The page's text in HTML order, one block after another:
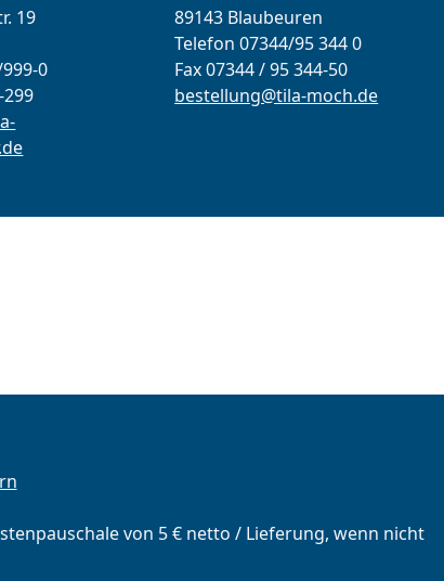
19
0
299
89143 Blaubeuren
Telefon 07344/95 344 0
Fax 07344 / 95 344-50
bestellung@tila-moch.de
von 5 € netto / Lieferung, wenn nicht